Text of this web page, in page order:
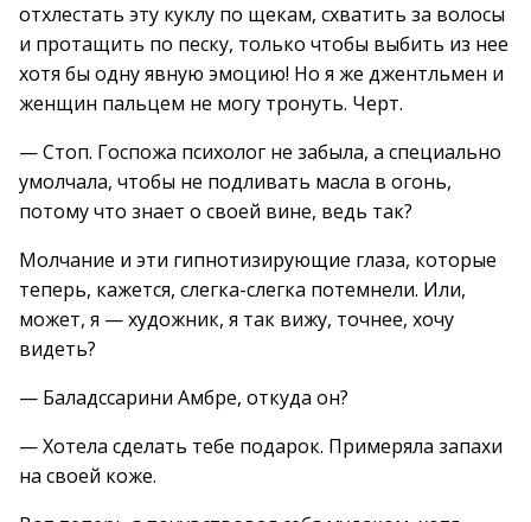
отхлестать эту куклу по щекам, схватить за волосы
и протащить по песку, только чтобы выбить из нее
хотя бы одну явную эмоцию! Но я же джентльмен и
женщин пальцем не могу тронуть. Черт.
— Стоп. Госпожа психолог не забыла, а специально
умолчала, чтобы не подливать масла в огонь,
потому что знает о своей вине, ведь так?
Молчание и эти гипнотизирующие глаза, которые
теперь, кажется, слегка-слегка потемнели. Или,
может, я — художник, я так вижу, точнее, хочу
видеть?
— Баладссарини Амбре, откуда он?
— Хотела сделать тебе подарок. Примеряла запахи
на своей коже.